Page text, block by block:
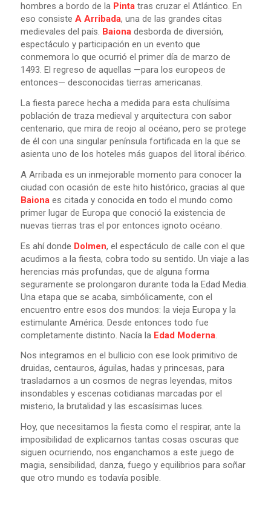
hombres a bordo de la Pintatras cruzar el Atlántico. En
eso consiste A Arribada, una de las grandes citas
medievales del país. Baionadesborda de diversión,
espectáculo y participación en un evento que
conmemora lo que ocurrió el primer día de marzo de
1493. El regreso de aquellas —para los europeos de
entonces— desconocidas tierras americanas.
La fiesta parece hecha a medida para esta chulísima
población de traza medieval y arquitectura con sabor
centenario, que mira de reojo al océano, pero se protege
de él con una singular península fortificada en la que se
asienta uno de los hoteles más guapos del litoral ibérico.
A Arribada es un inmejorable momento para conocer la
ciudad con ocasión de este hito histórico, gracias al que
Baionaes citada y conocida en todo el mundo como
primer lugar de Europa que conoció la existencia de
nuevas tierras tras el por entonces ignoto océano.
Es ahí donde Dolmen, el espectáculo de calle con el que
acudimos a la fiesta, cobra todo su sentido. Un viaje a las
herencias más profundas, que de alguna forma
seguramente se prolongaron durante toda la Edad Media.
Una etapa que se acaba, simbólicamente, con el
encuentro entre esos dos mundos: la vieja Europa y la
estimulante América. Desde entonces todo fue
completamente distinto. Nacía la Edad Moderna.
Nos integramos en el bullicio con ese look primitivo de
druidas, centauros, águilas, hadas y princesas, para
trasladarnos a un cosmos de negras leyendas, mitos
insondables y escenas cotidianas marcadas por el
misterio, la brutalidad y las escasísimas luces.
Hoy, que necesitamos la fiesta como el respirar, ante la
imposibilidad de explicarnos tantas cosas oscuras que
siguen ocurriendo, nos enganchamos a este juego de
magia, sensibilidad, danza, fuego y equilibrios para soñar
que otro mundo es todavía posible.